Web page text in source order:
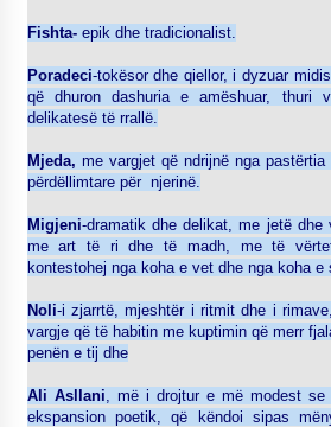
Fishta-epik dhe tradicionalist.
Poradeci-tokësor dhe qiellor, i dyzuar
që dhuron dashuria e amëshuar, thuri
delikatesë të rrallë.
Mjeda, me vargjet që ndrijnë nga
përdëllimtare për njerinë.
Migjeni-dramatik dhe delikat, me jetë
me art të ri dhe të madh, me të
kontestohej nga koha e vet dhe nga koha e
Noli-i zjarrtë, mjeshtër i ritmit dhe i
vargje që të habitin me kuptimin që merr
penën e tij dhe
Ali Asllani , më i drojtur e më modest
ekspansion poetik, që këndoi sipas